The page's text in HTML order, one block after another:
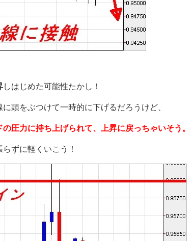
しはじめた可能性たかし！
頭をぶつけて一時的に下げるだろうけど、
圧力に持ち上げられて、上昇に戻っちゃいそう。
ずに軽くいこう！